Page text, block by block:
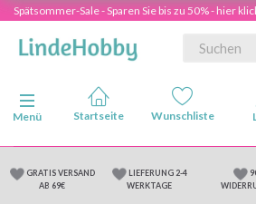
Spätsommer-Sale - Sparen Sie bis zu 50% - hier
Anzeige ändern
Menü
GRATIS VERSAND
AB 69€
LIEFERUNG 2-4
WERKTAGE